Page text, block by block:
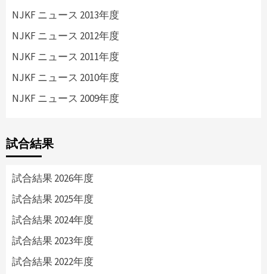
NJKF ニュース 2013年度
NJKF ニュース 2012年度
NJKF ニュース 2011年度
NJKF ニュース 2010年度
NJKF ニュース 2009年度
試合結果
試合結果 2026年度
試合結果 2025年度
試合結果 2024年度
試合結果 2023年度
試合結果 2022年度